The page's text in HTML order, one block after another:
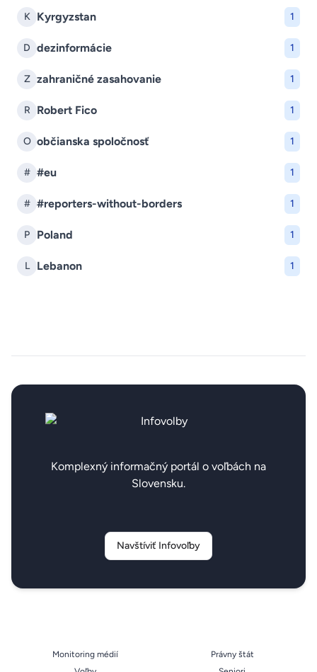
K Kyrgyzstan 1
D dezinformácie 1
Z zahraničné zasahovanie 1
R Robert Fico 1
O občianska spoločnosť 1
# #eu 1
# #reporters-without-borders 1
P Poland 1
L Lebanon 1
Komplexný informačný portál o voľbách na
Slovensku.
Navštíviť Infovoľby
Monitoring médií
Právny štát